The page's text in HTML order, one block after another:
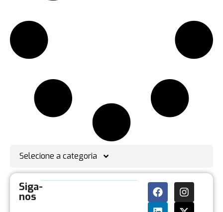
Selecione a categoria
Siga-
nos